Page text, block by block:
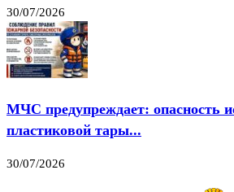
30/07/2026
МЧС предупреждает: опасность
пластиковой тары...
30/07/2026